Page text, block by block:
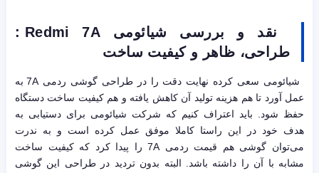
نقد و بررسی شیائومی Redmi 7A :
طراحی، ظاهر و کیفیت ساخت
شیائومی سعی کرده نهایت دقت را در طراحی گوشی ردمی 7A به
عمل آورد تا هم هزینه تولید آن کاهش یافته و هم کیفیت ساخت دستگاه
حفظ شود. باید اعتراف کنیم که شرکت شیائومی برای دستیابی به
هدف خود در این راستا کاملا موفق عمل کرده است و به ندرت
می‌توان گوشی هم قیمت ردمی 7A را پیدا کرد که کیفیت ساخت
مشابه با آن را داشته باشد. البته بدون تردید در طراحی این گوشی